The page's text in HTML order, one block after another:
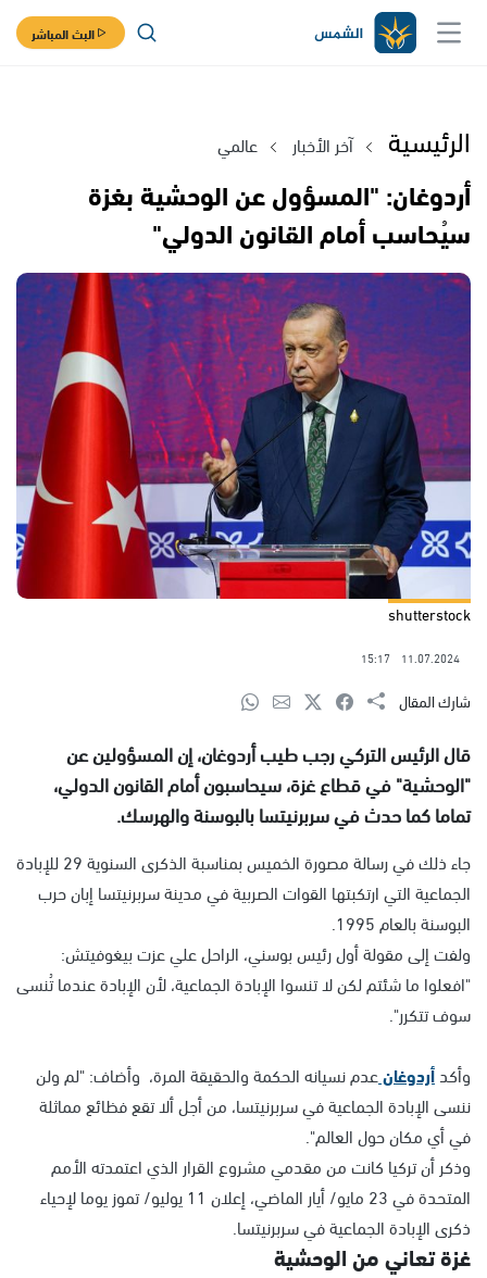
البث المباشر
الرئيسية آخر الأخبار عالمي
أردوغان: "المسؤول عن الوحشية بغزة
سيُحاسب أمام القانون الدولي"
shutterstock
11.07.2024
15:17
شارك المقال
قال الرئيس التركي رجب طيب أردوغان، إن المسؤولين عن
"الوحشية" في قطاع غزة، سيحاسبون أمام القانون الدولي،
تماما كما حدث في سربرنيتسا بالبوسنة والهرسك.
جاء ذلك في رسالة مصورة الخميس بمناسبة الذكرى السنوية 29 للإبادة
الجماعية التي ارتكبتها القوات الصربية في مدينة سربرنيتسا إبان حرب
البوسنة بالعام 1995.
ولفت إلى مقولة أول رئيس بوسني، الراحل علي عزت بيغوفيتش:
"افعلوا ما شئتم لكن لا تنسوا الإبادة الجماعية، لأن الإبادة عندما تُنسى
سوف تتكرر".
وأكدأردوغانعدم نسيانه الحكمة والحقيقة المرة، وأضاف: "لم ولن
ننسى الإبادة الجماعية في سربرنيتسا، من أجل ألا تقع فظائع مماثلة
في أي مكان حول العالم".
وذكر أن تركيا كانت من مقدمي مشروع القرار الذي اعتمدته الأمم
المتحدة في 23 مايو/ أيار الماضي، إعلان 11 يوليو/ تموز يوما لإحياء
ذكرى الإبادة الجماعية في سربرنيتسا.
غزة تعاني من الوحشية